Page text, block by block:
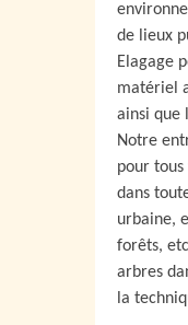
de lieux
Elagage
matériel
ainsi que
Notre
pour tous
dans
urbaine,
forêts,
arbres
la